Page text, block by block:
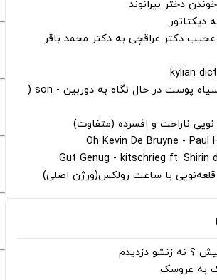
دختر بیرانوند
دیکتاتور
عجیب دکتر عراقچی به دکتر محمد باقر
دانلود قالب مرد سیاه پوست در حال نگاه به دوربین - son (
نویی ناراحت و افسرده (متفاوت)
قلعه‌نویی با ساعت رولکس(ورژن اصلی)
؟ نه زنشو دزدیدم
به عروسک